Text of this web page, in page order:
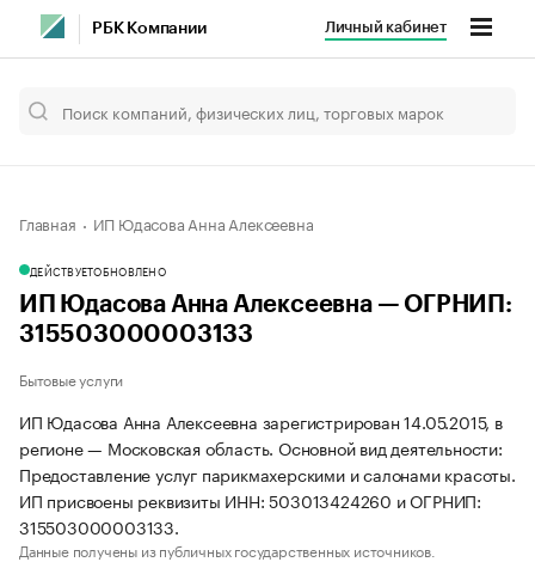
РБК Компании Личный кабинет
Главная ИП Юдасова Анна Алексеевна
ДЕЙСТВУЕТОБНОВЛЕНО
ИП Юдасова Анна Алексеевна — ОГРНИП:
315503000003133
Бытовые услуги
ИП Юдасова Анна Алексеевна зарегистрирован 14.05.2015, в
регионе — Московская область. Основной вид деятельности:
Предоставление услуг парикмахерскими и салонами красоты.
ИП присвоены реквизиты ИНН: 503013424260 и ОГРНИП:
315503000003133.
Данные получены из публичных государственных источников.